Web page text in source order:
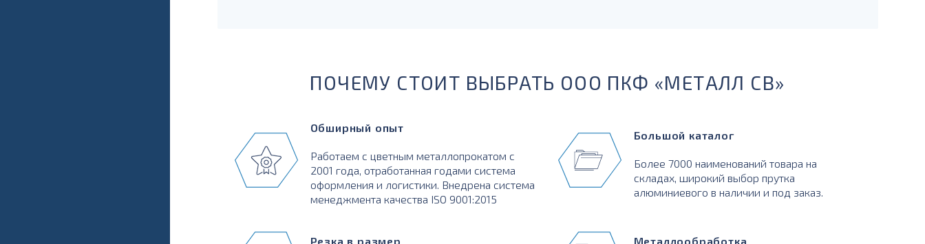
ПОЧЕМУ СТОИТ ВЫБРАТЬ ООО ПКФ «МЕТАЛЛ СВ»
Обширный опыт
Работаем с цветным металлопрокатом с
2001 года, отработанная годами система
оформления и логистики. Внедрена система
менеджмента качества ISO 9001:2015
Резка в размер
Большой каталог
Более 7000 наименований товара на
складах, широкий выбор прутка
алюминиевого в наличии и под заказ.
Металлообработка